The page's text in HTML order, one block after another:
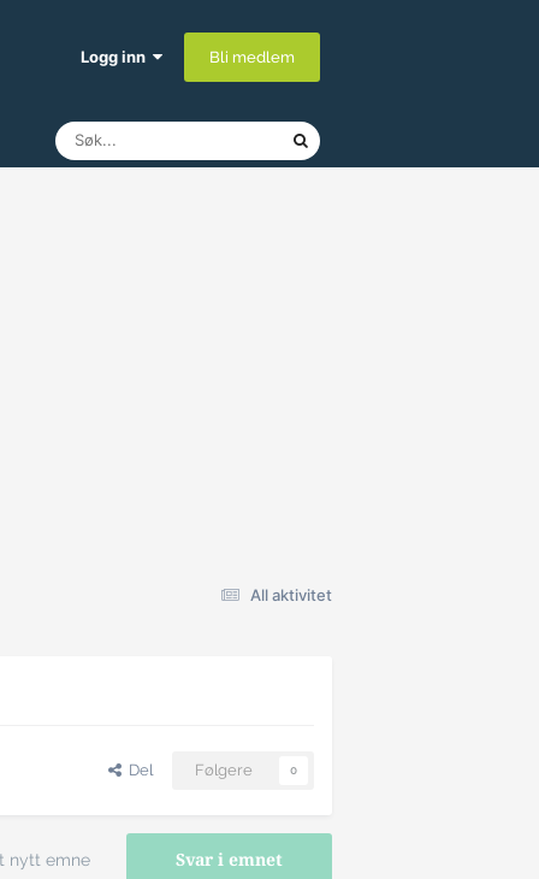
Logg inn Bli medlem
All aktivitet
Del Følgere 0
Svar i emnet
nytt emne